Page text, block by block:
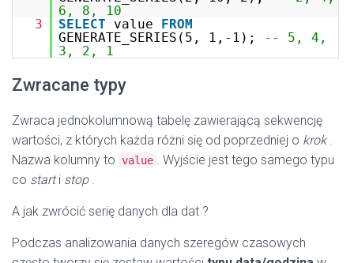
6, 8, 10
3
SELECT value FROM
GENERATE_SERIES(5, 1,-1);
-- 5, 4,
3, 2, 1
Zwracane typy
Zwraca jednokolumnową tabelę zawierającą sekwencję
wartości, z których każda różni się od poprzedniej o krok.
Nazwa kolumny to value . Wyjście jest tego samego typu
co starti stop.
A jak zwrócić serię danych dla dat ?
Podczas analizowania danych szeregów czasowych